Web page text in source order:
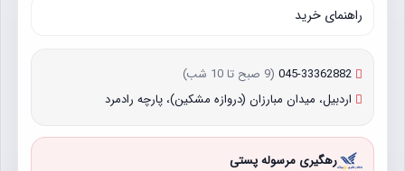
راهنمای خرید
(9 صبح تا 10 شب)
اردبیل، میدان مبارزان (دروازه مشکین)، پارچه رادمرد
رهگیری مرسوله پستی